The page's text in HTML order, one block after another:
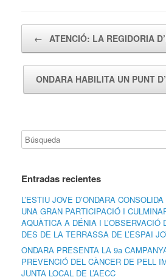
← ATENCIÓ: LA REGIDORIA
ONDARA HABILITA UN PUNT
Entradas recientes
L’ESTIU JOVE D’ONDARA
UNA GRAN PARTICIPACIÓ I
AQUÀTICA A DÉNIA I L’OBSERVACIÓ
DES DE LA TERRASSA DE L’ESPAI
ONDARA PRESENTA LA 9a
PREVENCIÓ DEL CÀNCER DE PELL
JUNTA LOCAL DE L’AECC